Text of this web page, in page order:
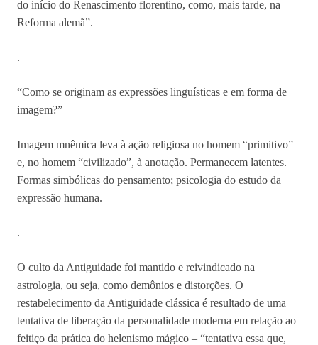
do início do Renascimento florentino, como, mais tarde, na
Reforma alemã”.
.
“Como se originam as expressões linguísticas e em forma de
imagem?”
Imagem mnêmica leva à ação religiosa no homem “primitivo”
e, no homem “civilizado”, à anotação. Permanecem latentes.
Formas simbólicas do pensamento; psicologia do estudo da
expressão humana.
.
O culto da Antiguidade foi mantido e reivindicado na
astrologia, ou seja, como demônios e distorções. O
restabelecimento da Antiguidade clássica é resultado de uma
tentativa de liberação da personalidade moderna em relação ao
feitiço da prática do helenismo mágico – “tentativa essa que,